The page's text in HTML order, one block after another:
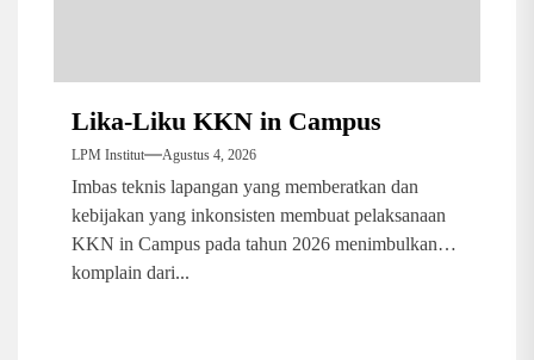
Lika-Liku KKN in Campus
LPM Institut Agustus 4, 2026
Imbas teknis lapangan yang memberatkan dan
kebijakan yang inkonsisten membuat pelaksanaan
KKN in Campus pada tahun 2026 menimbulkan
komplain dari...